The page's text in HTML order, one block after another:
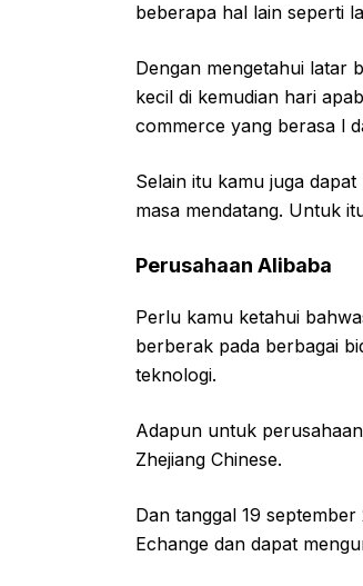
beberapa hal lain seperti
Dengan mengetahui latar
kecil di kemudian hari
commerce yang berasa l
Selain itu kamu juga
masa mendatang. Untuk
Perusahaan Alibaba
Perlu kamu ketahui
berberak pada berbagai
teknologi.
Adapun untuk
Zhejiang Chinese.
Dan tanggal 19
Echange dan dapat